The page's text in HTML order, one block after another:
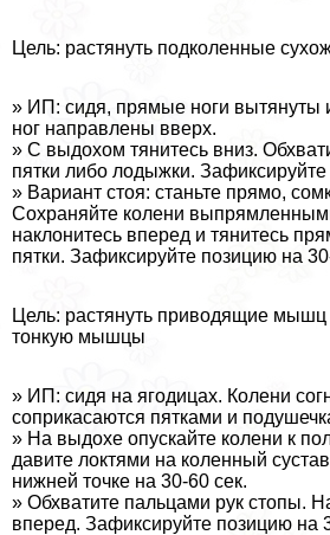
Цель: растянуть подколенные
» ИП: сидя, прямые ноги вытянуты
ног направлены вверх.
» С выдохом тянитесь вниз.
пятки либо лодыжки.
» Вариант стоя: станьте прямо,
Сохраняйте колени
наклонитесь вперед и тянитесь
пятки. Зафиксируйте позицию на
Цель: растянуть приводящие
тонкую мышцы
» ИП: сидя на ягoдицах. Колени
соприкасаются пятками и
» На выдохе опускайте колени к
давите локтями на коленный
нижней точке на 30-60 сек.
» Обхватите пальцами рук стопы.
вперед. Зафиксируйте позицию на